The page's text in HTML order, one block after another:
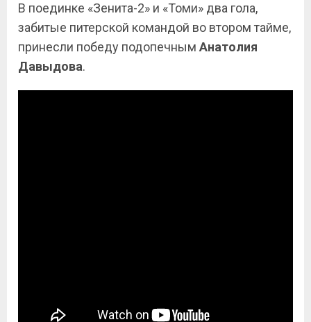
В поединке «Зенита-2» и «Томи» два гола,
забитые питерской командой во втором тайме,
принесли победу подопечным Анатолия
Давыдова.